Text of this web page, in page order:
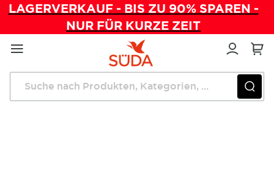
LAGERVERKAUF - BIS ZU 90% SPAREN -
NUR FÜR KURZE ZEIT
Direkt
zum
Inhalt
Startseite Instrumente Fräser Kugel (S) opt. 25.000 U/min